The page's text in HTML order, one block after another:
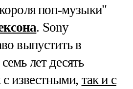
поп-музыки"
. Sony
выпустить в
лет десять
с известными, так и с